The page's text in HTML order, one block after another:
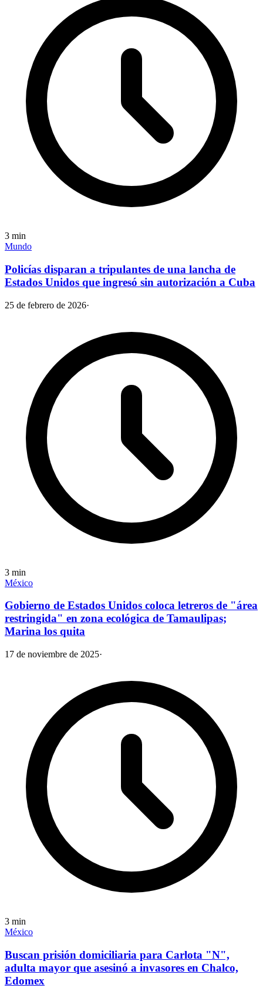
3 min
Mundo
Policías disparan a tripulantes de una lancha de
Estados Unidos que ingresó sin autorización a Cuba
25 de febrero de 2026·
3 min
México
Gobierno de Estados Unidos coloca letreros de "área
restringida" en zona ecológica de Tamaulipas;
Marina los quita
17 de noviembre de 2025·
3 min
México
Buscan prisión domiciliaria para Carlota "N",
adulta mayor que asesinó a invasores en Chalco,
Edomex